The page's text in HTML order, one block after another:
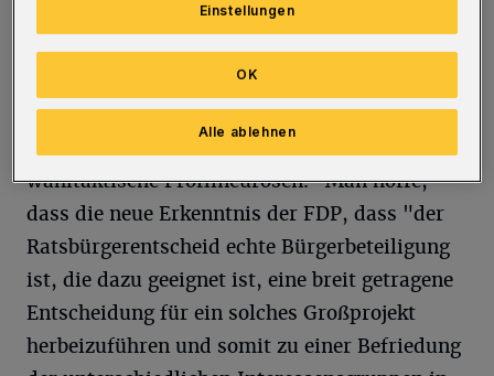
liberale Fähnlein mal so und mal so",
kritisiert der Linken-Fraktionsvorsitzende
Gerd-Peter Zielezinski. Bernhard Sander
(stadtentwicklungspolitischer Sprecher):
"Bürgerbeteiligung ist kein Spielball für
wahltaktische Profilneurosen." Man hoffe,
dass die neue Erkenntnis der FDP, dass "der
Ratsbürgerentscheid echte Bürgerbeteiligung
ist, die dazu geeignet ist, eine breit getragene
Entscheidung für ein solches Großprojekt
herbeizuführen und somit zu einer Befriedung
Einstellungen
Alle ablehnen
OK